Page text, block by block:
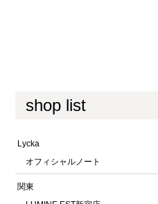
shop list
Lycka
オフィシャルノート
関東